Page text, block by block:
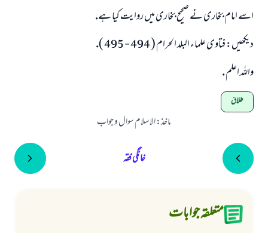
اسے امام بخارى نے صحيح بخارى ميں روايت كيا ہے.
ديكھيں: فتاوى علماء البلد الحرام ( 494 - 495 ).
واللہ اعلم .
طلاق
ماخذ:الاسلام سوال و جواب
خانگی فقہ
متعلقہ جوابات